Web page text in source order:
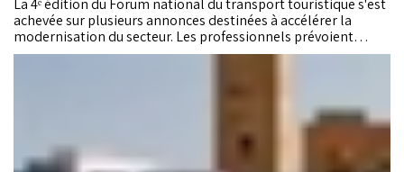
La 4ᵉ édition du Forum national du transport touristique s'est
achevée sur plusieurs annonces destinées à accélérer la
modernisation du secteur. Les professionnels prévoient
notamment le lancement d'une application marocaine
unique pour les entreprises, ainsi que de nouvelles mesures
en faveur de la transformation numérique, du financement et